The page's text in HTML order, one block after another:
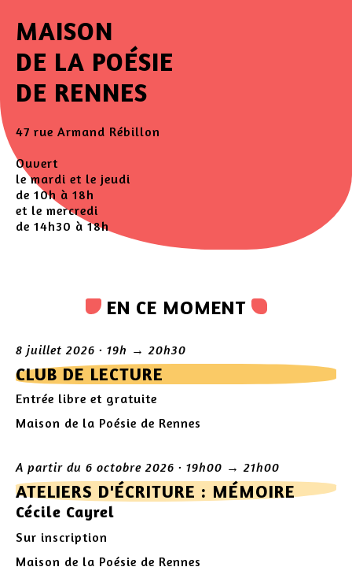
MAISON
DE LA POÉSIE
DE RENNES
47 rue Armand Rébillon
Ouvert
le mardi et le jeudi
de 10h à 18h
et le mercredi
de 14h30 à 18h
EN CE MOMENT
8 juillet 2026 · 19h → 20h30
CLUB DE LECTURE
Entrée libre et gratuite
Maison de la Poésie de Rennes
A partir du 6 octobre 2026 · 19h00 → 21h00
ATELIERS D'ÉCRITURE : MÉMOIRE
Cécile Cayrel
Sur inscription
Maison de la Poésie de Rennes